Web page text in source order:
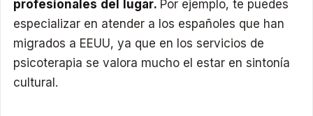
profesionales del lugar. Por ejemplo, te puedes
especializar en atender a los españoles que han
migrados a EEUU, ya que en los servicios de
psicoterapia se valora mucho el estar en sintonía
cultural.